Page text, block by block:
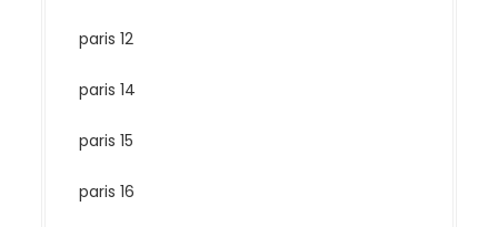
paris 12
paris 14
paris 15
paris 16